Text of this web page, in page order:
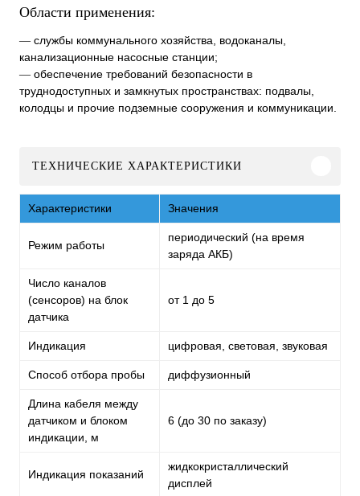
Области применения:
— службы коммунального хозяйства, водоканалы,
канализационные насосные станции;
— обеспечение требований безопасности в
труднодоступных и замкнутых пространствах: подвалы,
колодцы и прочие подземные сооружения и коммуникации.
ТЕХНИЧЕСКИЕ ХАРАКТЕРИСТИКИ
Характеристики Значения
Режим работы
периодический (на время
заряда АКБ)
Число каналов
(сенсоров) на блок
датчика
от 1 до 5
Индикация цифровая, световая, звуковая
Способ отбора пробы диффузионный
Длина кабеля между
датчиком и блоком
индикации, м
6 (до 30 по заказу)
Индикация показаний
жидкокристаллический
дисплей